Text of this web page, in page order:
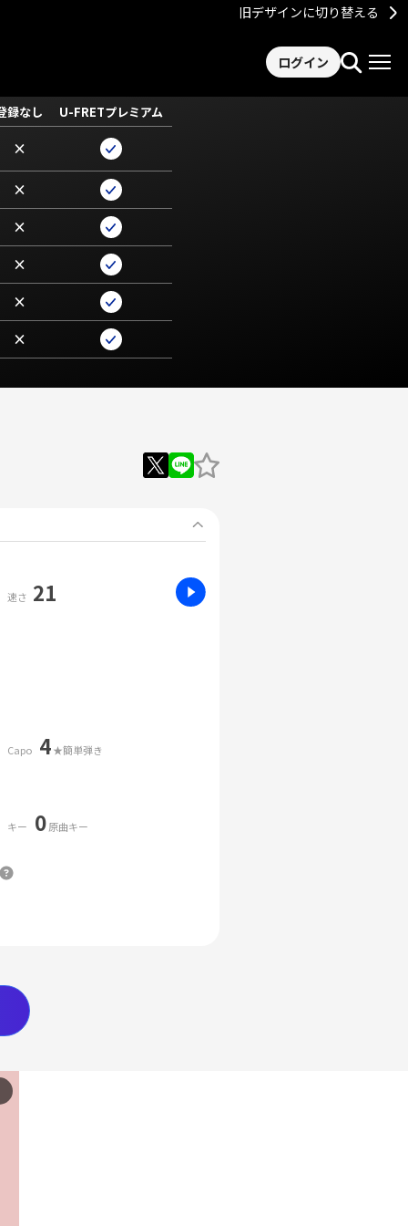
旧デザインに切り替える
ログイン
録なし U-FRETプレミアム
×
×
×
×
×
×
速さ 21
Capo 4★簡単弾き
キー 0原曲キー